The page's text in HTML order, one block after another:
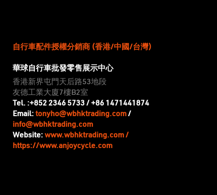
自行車配件授權分銷商 (香港/中國/台灣)
華球自行車批發零售展示中心
香港新界屯門天后路53地段
友德工業大廈7樓B2室
Tel. :+852 2346 5733 / +86 1471441874
Email: tonyho@wbhktrading.com/
info@wbhktrading.com
Website: www.wbhktrading.com /
https://www.anjoycycle.com